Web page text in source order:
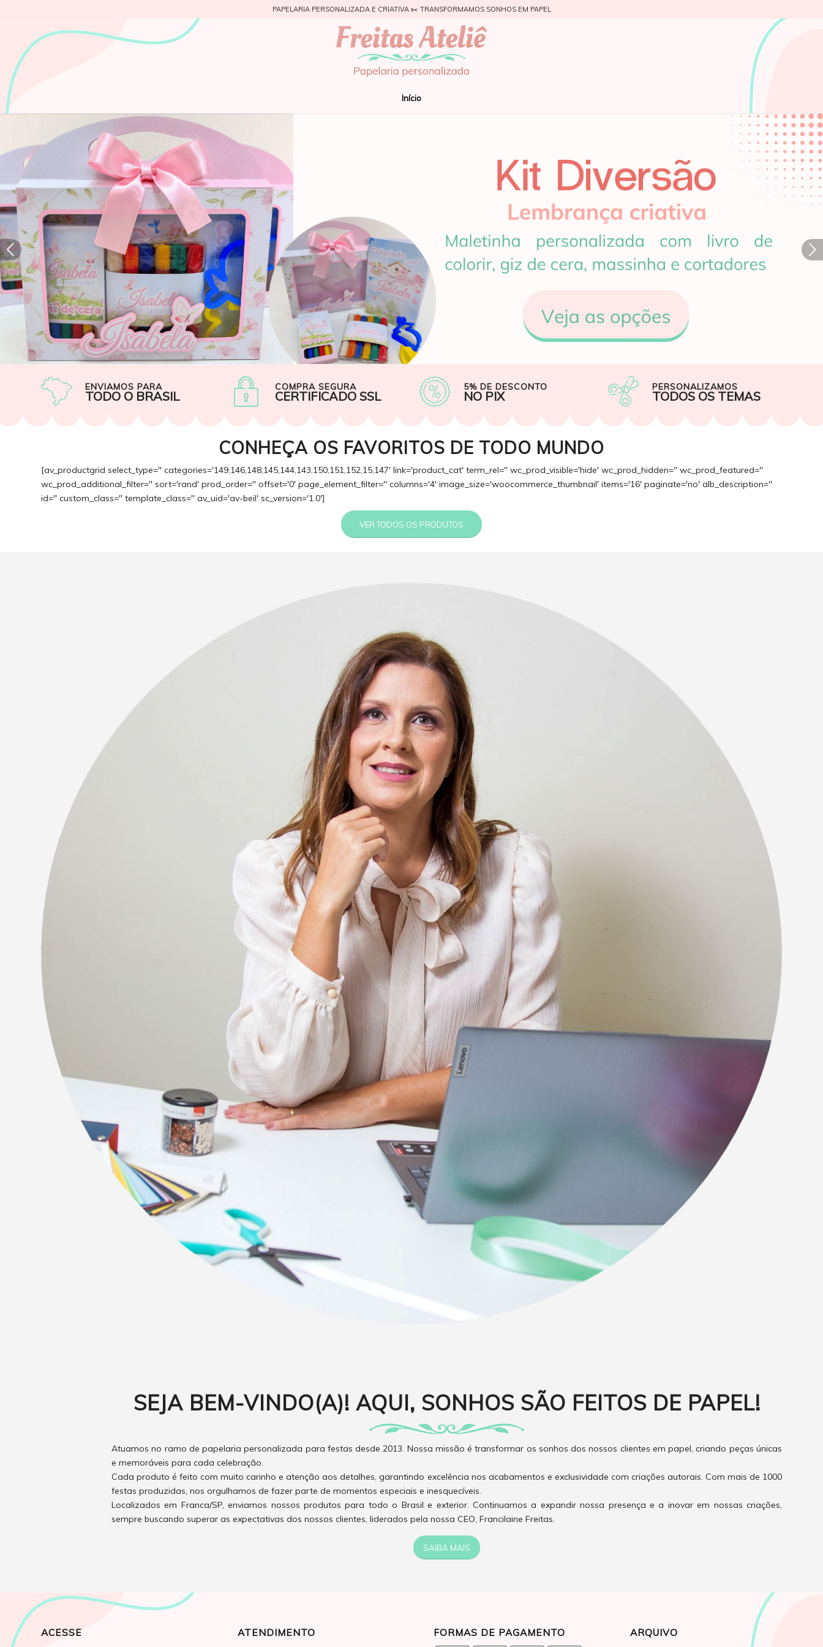
PAPELARIA PERSONALIZADA E CRIATIVA ✂️ TRANSFORMAMOS SONHOS EM PAPEL
Início
Próximo
ENVIAMOS PARA
TODO O BRASIL
COMPRA SEGURA
CERTIFICADO SSL
5% DE DESCONTO
NO PIX
PERSONALIZAMOS
TODOS OS TEMAS
CONHEÇA OS FAVORITOS DE TODO MUNDO
[av_productgrid select_type='' categories='149,146,148,145,144,143,150,151,152,15,147' link='product_cat' term_rel='' wc_prod_visible='hide' wc_prod_hidden='' wc_prod_featured=''
wc_prod_additional_filter='' sort='rand' prod_order='' offset='0' page_element_filter='' columns='4' image_size='woocommerce_thumbnail' items='16' paginate='no' alb_description=''
id='' custom_class='' template_class='' av_uid='av-beil' sc_version='1.0']
VER TODOS OS PRODUTOS
SEJA BEM-VINDO(A)! AQUI, SONHOS SÃO FEITOS DE PAPEL!
Atuamos no ramo de papelaria personalizada para festas desde 2013. Nossa missão é transformar os sonhos dos nossos clientes em papel, criando peças únicas
e memoráveis para cada celebração.
Cada produto é feito com muito carinho e atenção aos detalhes, garantindo excelência nos acabamentos e exclusividade com criações autorais. Com mais de 1000
festas produzidas, nos orgulhamos de fazer parte de momentos especiais e inesquecíveis.
Localizados em Franca/SP, enviamos nossos produtos para todo o Brasil e exterior. Continuamos a expandir nossa presença e a inovar em nossas criações,
sempre buscando superar as expectativas dos nossos clientes, liderados pela nossa CEO, Francilaine Freitas.
SAIBA MAIS
ACESSE ATENDIMENTO FORMAS DE PAGAMENTO ARQUIVO